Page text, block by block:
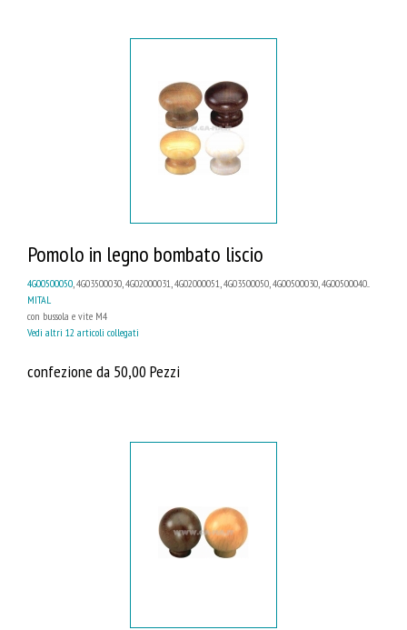
Pomolo in legno bombato liscio
4G00500050, 4G03500030, 4G02000031, 4G02000051, 4G03500050, 4G00500030, 4G00500040...
MITAL
con bussola e vite M4
Vedi altri 12 articoli collegati
confezione da 50,00 Pezzi